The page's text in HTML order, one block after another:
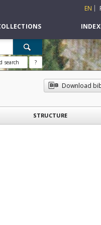
EN
search ?
Download
STRUCTURE